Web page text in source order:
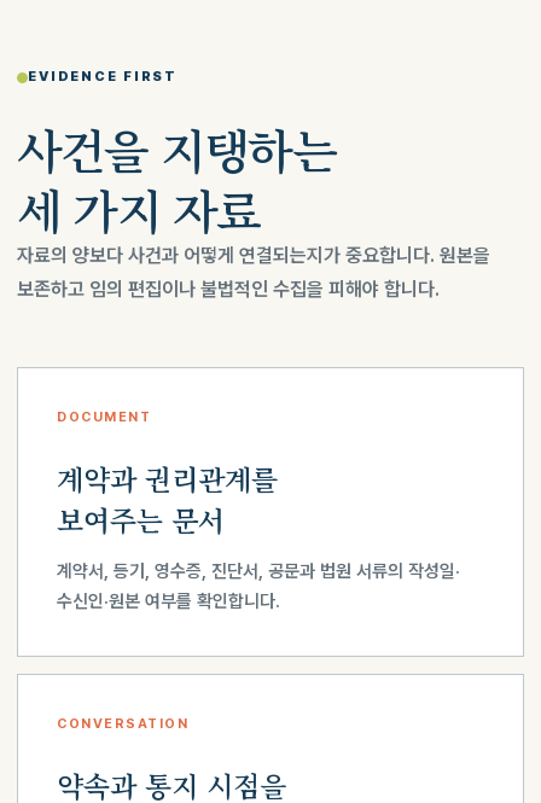
EVIDENCE FIRST
사건을 지탱하는
세 가지 자료
자료의 양보다 사건과 어떻게 연결되는지가 중요합니다. 원본을
보존하고 임의 편집이나 불법적인 수집을 피해야 합니다.
DOCUMENT
계약과 권리관계를
보여주는 문서
계약서, 등기, 영수증, 진단서, 공문과 법원 서류의 작성일·
수신인·원본 여부를 확인합니다.
CONVERSATION
약속과 통지 시점을